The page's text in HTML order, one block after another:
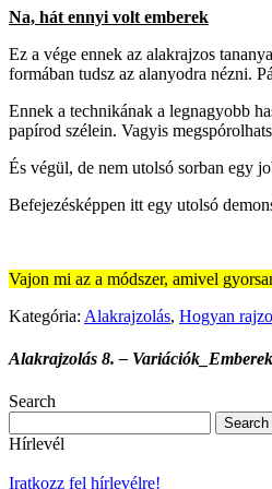
Na, hát ennyi volt emberek
Ez a vége ennek az alakrajzos
formában tudsz az alanyodra nézni.
Ennek a technikának a legnagyobb
papírod szélein. Vagyis
És végül, de nem utolsó sorban egy
Befejezésképpen itt egy utolsó
Vajon mi az a módszer, amivel
Kategória: Alakrajzolás, Hogyan
Alakrajzolás 8. –
Search
Hírlevél
Iratkozz fel hírlevélre!